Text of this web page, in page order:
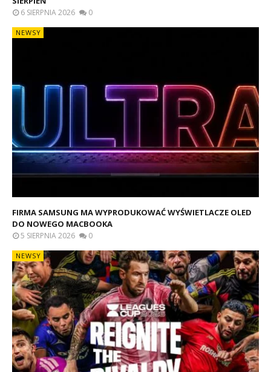
6 SIERPNIA 2026 0
NEWSY
FIRMA SAMSUNG MA WYPRODUKOWAĆ WYŚWIETLACZE OLED
DO NOWEGO MACBOOKA
5 SIERPNIA 2026 0
NEWSY